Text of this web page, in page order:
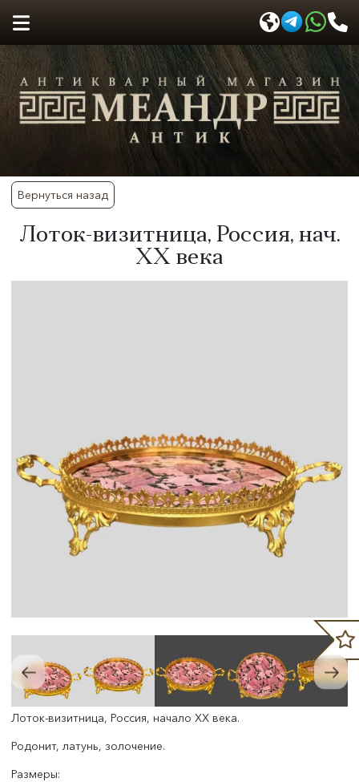
Вернуться назад
​Лоток-визитница, Россия, нач.
XX века
Лоток-визитница, Россия, начало XX века.
Родонит, латунь, золочение.
Размеры: